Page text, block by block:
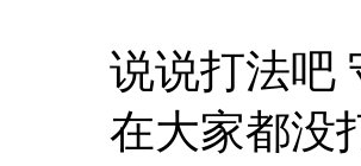
说说打法吧
在大家都没